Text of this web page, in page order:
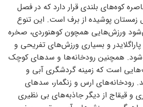
کوه‌های بلندی قرار دارد که در فصل
زمستان پوشیده از برف است. این تنوع
ورزش‌هایی همچون کوهنوردی، صخره
پاراگلایدر و بسیاری ورزش‌های تفریحی و
شود. همچنین رودخانه‌ها و سد‌های کوچک
است که زمینه گردشگری آبی و
رودخانه‌های ارس و زنگمار، سد‌های
و قیقاج از دیگر جاذبه‌های بی نظیری